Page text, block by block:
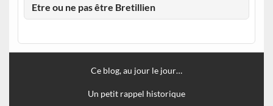
Etre ou ne pas être Bretillien
Ce blog, au jour le jour…
Un petit rappel historique